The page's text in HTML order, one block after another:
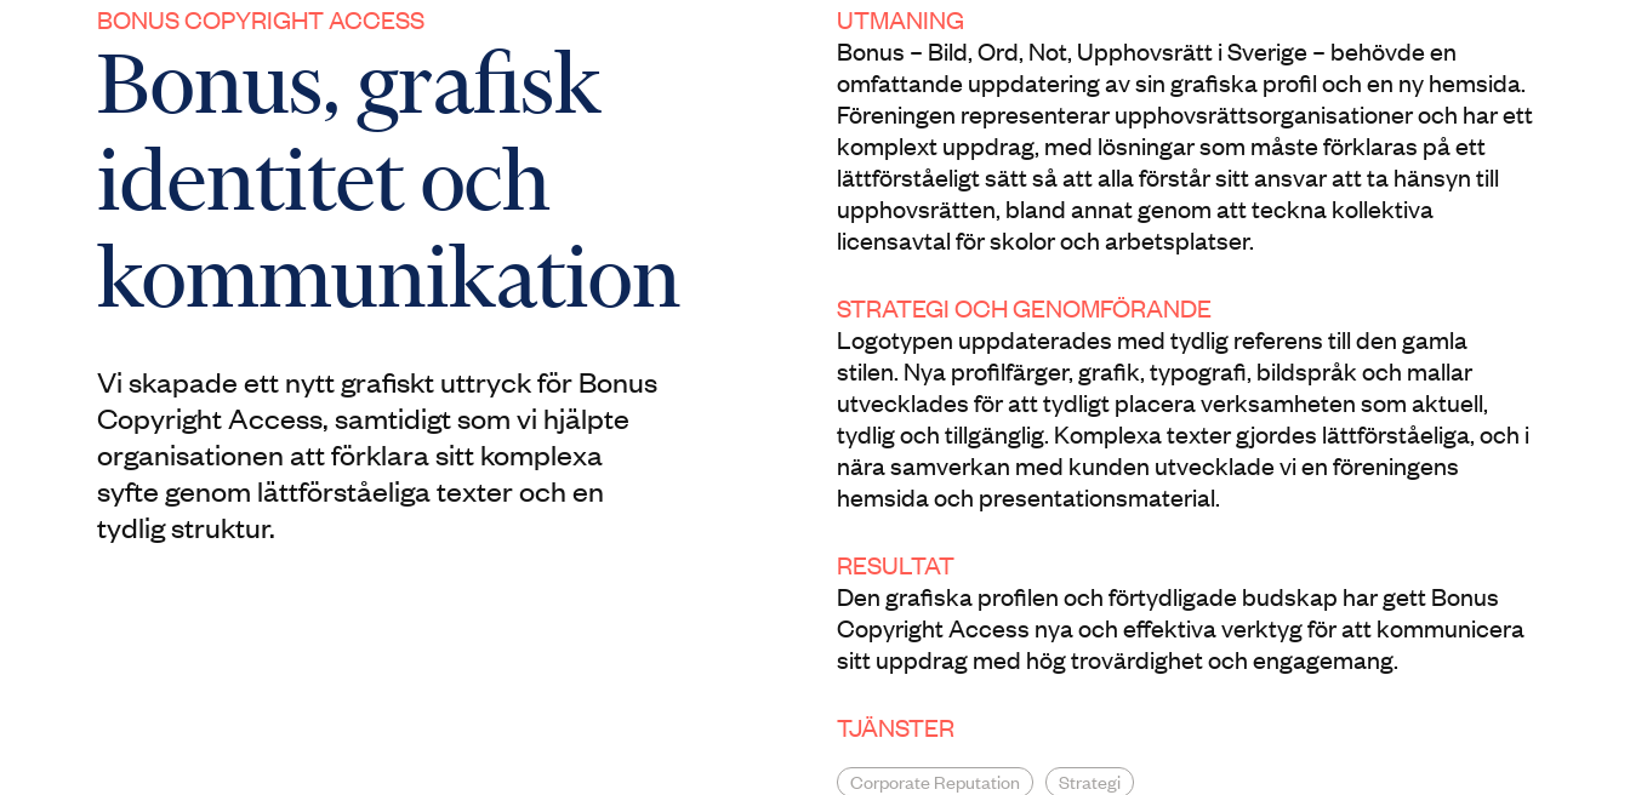
BONUS COPYRIGHT ACCESS
Bonus, grafisk
identitet och
kommunikation
Vi skapade ett nytt grafiskt uttryck för Bonus
Copyright Access, samtidigt som vi hjälpte
organisationen att förklara sitt komplexa
syfte genom lättförståeliga texter och en
tydlig struktur.
UTMANING
Bonus – Bild, Ord, Not, Upphovsrätt i Sverige – behövde en
omfattande uppdatering av sin grafiska profil och en ny hemsida.
Föreningen representerar upphovsrättsorganisationer och har ett
komplext uppdrag, med lösningar som måste förklaras på ett
lättförståeligt sätt så att alla förstår sitt ansvar att ta hänsyn till
upphovsrätten, bland annat genom att teckna kollektiva
licensavtal för skolor och arbetsplatser.
STRATEGI OCH GENOMFÖRANDE
Logotypen uppdaterades med tydlig referens till den gamla
stilen. Nya profilfärger, grafik, typografi, bildspråk och mallar
utvecklades för att tydligt placera verksamheten som aktuell,
tydlig och tillgänglig. Komplexa texter gjordes lättförståeliga, och i
nära samverkan med kunden utvecklade vi en föreningens
hemsida och presentationsmaterial.
RESULTAT
Den grafiska profilen och förtydligade budskap har gett Bonus
Copyright Access nya och effektiva verktyg för att kommunicera
sitt uppdrag med hög trovärdighet och engagemang.
TJÄNSTER
Corporate Reputation Strategi